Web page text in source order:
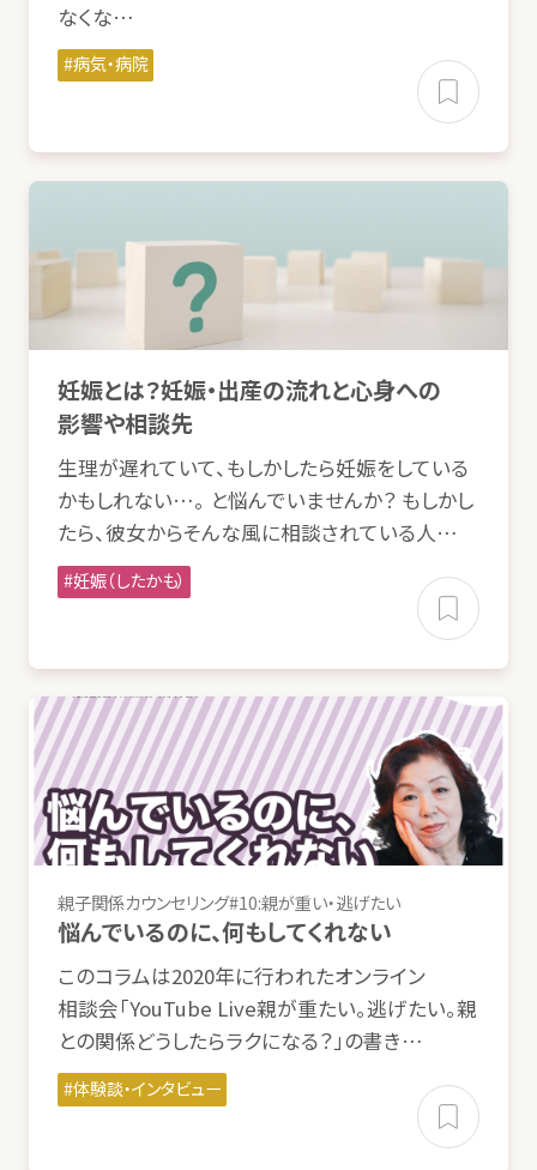
なくな…
病気・病院
妊娠とは？妊娠・出産の流れと心身への
影響や相談先
生理が遅れていて、もしかしたら妊娠をしている
かもしれない…。 と悩んでいませんか？ もしかし
たら、彼女からそんな風に相談されている人…
妊娠（したかも）
親子関係カウンセリング#10:親が重い・逃げたい
悩んでいるのに、何もしてくれない
このコラムは2020年に行われたオンライン
相談会「YouTube Live親が重たい。逃げたい。親
との関係どうしたらラクになる？」の書き…
体験談・インタビュー